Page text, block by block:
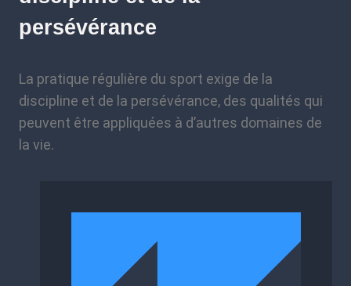
persévérance
La pratique régulière du sport exige de la
discipline et de la persévérance, des qualités qui
peuvent être appliquées à d’autres domaines de
la vie.